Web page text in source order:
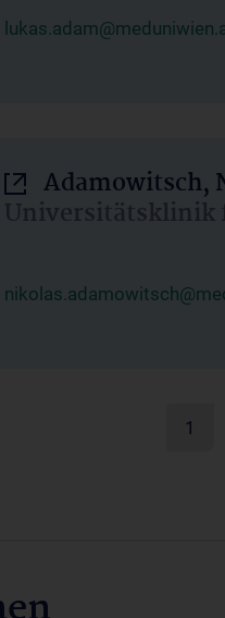
Adamowitsch,
Universitätsklinik
1